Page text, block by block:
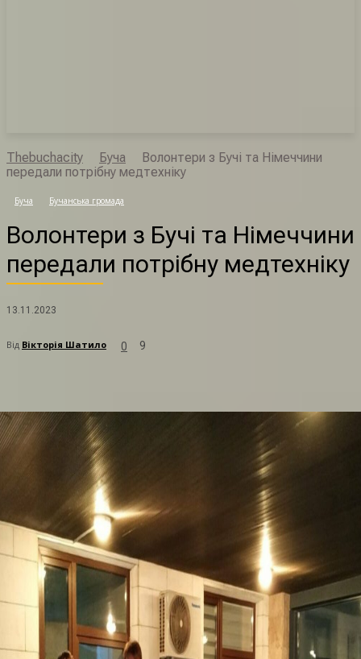
Thebuchacity Буча
Волонтери з Бучі та Німеччини
передали потрібну медтехніку
Буча Бучанська громада
Волонтери з Бучі та Німеччини
передали потрібну медтехніку
13.11.2023
Від Вікторія Шатило 0 9